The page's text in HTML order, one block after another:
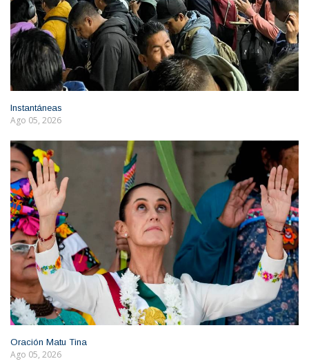
Instantáneas
Ago 05, 2026
Oración Matu Tina
Ago 05, 2026